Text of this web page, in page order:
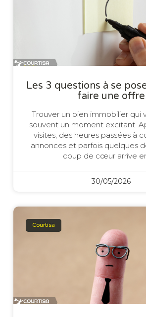
Les 3 questions à se
faire une offre
Trouver un bien immobilier qui
souvent un moment excitant.
visites, des heures passées à
annonces et parfois quelques
coup de cœur arrive
30/05/2026
Courtisa